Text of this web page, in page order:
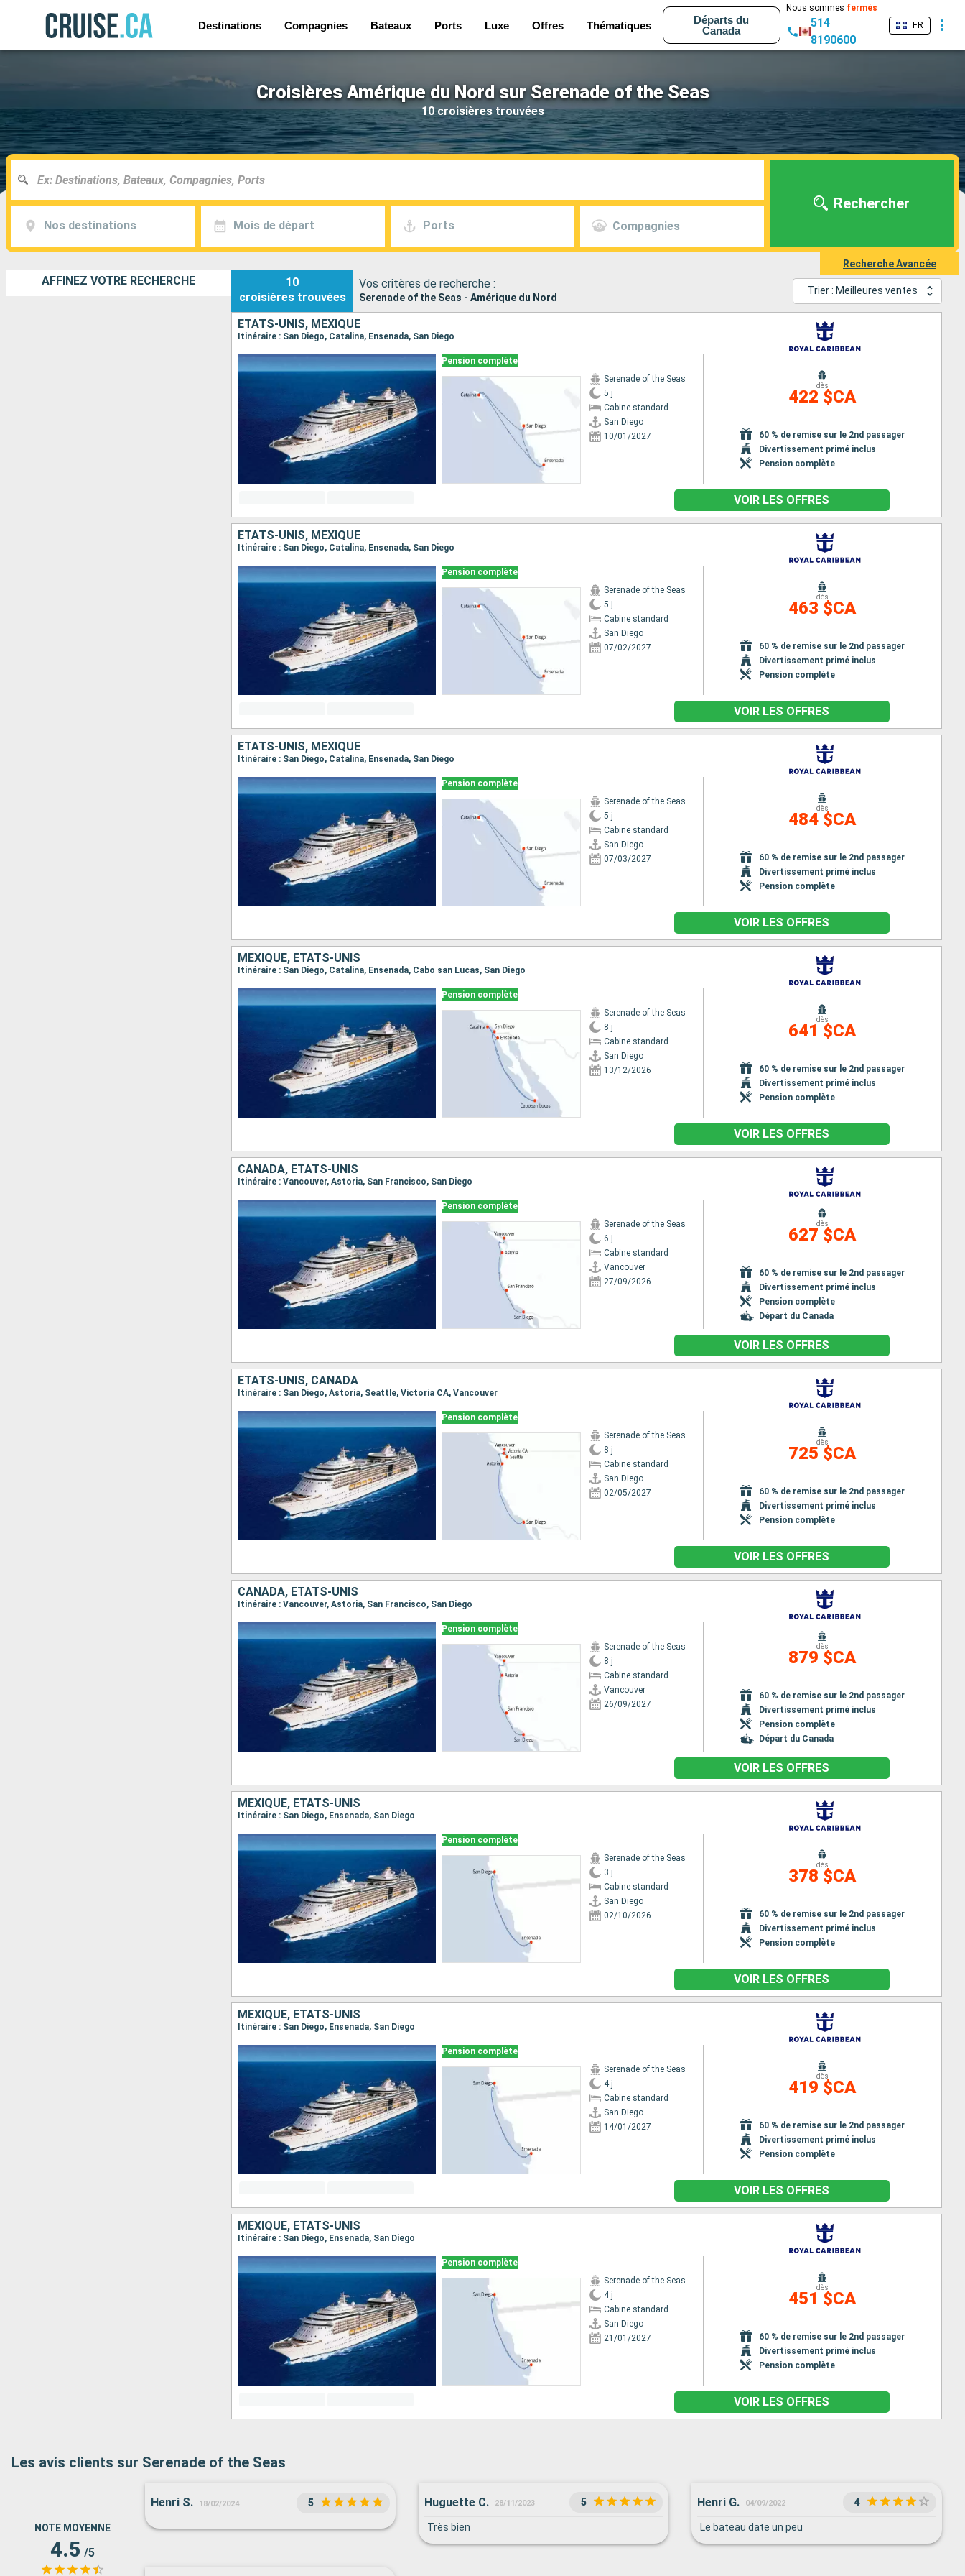
Destinations Compagnies Bateaux Ports Luxe Offres Thématiques
Départs du
Canada
Nous sommes fermés
514
8190600
FR
Croisières Amérique du Nord sur Serenade of the Seas
10 croisières trouvées
Nos destinations Mois de départ Ports Compagnies
Rechercher
Recherche Avancée
AFFINEZ VOTRE RECHERCHE
10
croisières trouvées
Vos critères de recherche :
Serenade of the Seas - Amérique du Nord
Trier : Meilleures ventes
ÉTATS-UNIS, MEXIQUE
Itinéraire : San Diego, Catalina, Ensenada, San Diego
Pension complète
Serenade of the Seas
5 j
Cabine standard
San Diego
10/01/2027
dès
422 $CA
60 % de remise sur le 2nd passager
Divertissement primé inclus
Pension complète
VOIR LES OFFRES
ÉTATS-UNIS, MEXIQUE
Itinéraire : San Diego, Catalina, Ensenada, San Diego
Pension complète
Serenade of the Seas
5 j
Cabine standard
San Diego
07/02/2027
dès
463 $CA
60 % de remise sur le 2nd passager
Divertissement primé inclus
Pension complète
VOIR LES OFFRES
ÉTATS-UNIS, MEXIQUE
Itinéraire : San Diego, Catalina, Ensenada, San Diego
Pension complète
Serenade of the Seas
5 j
Cabine standard
San Diego
07/03/2027
dès
484 $CA
60 % de remise sur le 2nd passager
Divertissement primé inclus
Pension complète
VOIR LES OFFRES
MEXIQUE, ÉTATS-UNIS
Itinéraire : San Diego, Catalina, Ensenada, Cabo san Lucas, San Diego
Pension complète
Serenade of the Seas
8 j
Cabine standard
San Diego
13/12/2026
dès
641 $CA
60 % de remise sur le 2nd passager
Divertissement primé inclus
Pension complète
VOIR LES OFFRES
CANADA, ÉTATS-UNIS
Itinéraire : Vancouver, Astoria, San Francisco, San Diego
Pension complète
Serenade of the Seas
6 j
Cabine standard
Vancouver
27/09/2026
dès
627 $CA
60 % de remise sur le 2nd passager
Divertissement primé inclus
Pension complète
Départ du Canada
VOIR LES OFFRES
ÉTATS-UNIS, CANADA
Itinéraire : San Diego, Astoria, Seattle, Victoria CA, Vancouver
Pension complète
Serenade of the Seas
8 j
Cabine standard
San Diego
02/05/2027
dès
725 $CA
60 % de remise sur le 2nd passager
Divertissement primé inclus
Pension complète
VOIR LES OFFRES
CANADA, ÉTATS-UNIS
Itinéraire : Vancouver, Astoria, San Francisco, San Diego
Pension complète
Serenade of the Seas
8 j
Cabine standard
Vancouver
26/09/2027
dès
879 $CA
60 % de remise sur le 2nd passager
Divertissement primé inclus
Pension complète
Départ du Canada
VOIR LES OFFRES
MEXIQUE, ÉTATS-UNIS
Itinéraire : San Diego, Ensenada, San Diego
Pension complète
Serenade of the Seas
3 j
Cabine standard
San Diego
02/10/2026
dès
378 $CA
60 % de remise sur le 2nd passager
Divertissement primé inclus
Pension complète
VOIR LES OFFRES
MEXIQUE, ÉTATS-UNIS
Itinéraire : San Diego, Ensenada, San Diego
Pension complète
Serenade of the Seas
4 j
Cabine standard
San Diego
14/01/2027
dès
419 $CA
60 % de remise sur le 2nd passager
Divertissement primé inclus
Pension complète
VOIR LES OFFRES
MEXIQUE, ÉTATS-UNIS
Itinéraire : San Diego, Ensenada, San Diego
Pension complète
Serenade of the Seas
4 j
Cabine standard
San Diego
21/01/2027
dès
451 $CA
60 % de remise sur le 2nd passager
Divertissement primé inclus
Pension complète
VOIR LES OFFRES
Les avis clients sur Serenade of the Seas
NOTE MOYENNE
4.5 /5
Henri S. 18/02/2024 5 Huguette C. 28/11/2023 5
Très bien
Henri G. 04/09/2022 4
Le bateau date un peu